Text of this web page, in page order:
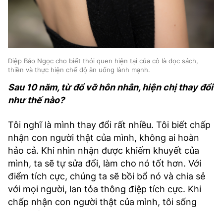
Diệp Bảo Ngọc cho biết thói quen hiện tại của cô là đọc sách,
thiền và thực hiện chế độ ăn uống lành mạnh.
Sau 10 năm, từ đổ vỡ hôn nhân, hiện chị thay đổi
như thế nào?
Tôi nghĩ là mình thay đổi rất nhiều. Tôi biết chấp
nhận con người thật của mình, không ai hoàn
hảo cả. Khi nhìn nhận được khiếm khuyết của
mình, ta sẽ tự sửa đổi, làm cho nó tốt hơn. Với
điểm tích cực, chúng ta sẽ bồi bổ nó và chia sẻ
với mọi người, lan tỏa thông điệp tích cực. Khi
chấp nhận con người thật của mình, tôi sống